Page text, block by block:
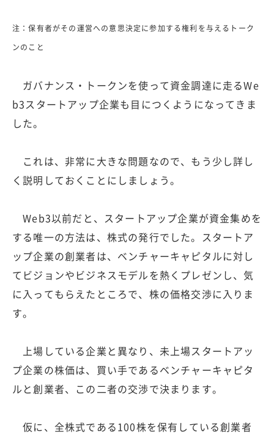
注：保有者がその運営への意思決定に参加する権利を与えるトーク
ンのこと
ガバナンス・トークンを使って資金調達に走るWe
b3スタートアップ企業も目につくようになってきま
した。
これは、非常に大きな問題なので、もう少し詳し
く説明しておくことにしましょう。
Web3以前だと、スタートアップ企業が資金集めを
する唯一の方法は、株式の発行でした。スタートア
ップ企業の創業者は、ベンチャーキャピタルに対し
てビジョンやビジネスモデルを熱くプレゼンし、気
に入ってもらえたところで、株の価格交渉に入りま
す。
上場している企業と異なり、未上場スタートアッ
プ企業の株価は、買い手であるベンチャーキャピタ
ルと創業者、この二者の交渉で決まります。
仮に、全株式である100株を保有している創業者